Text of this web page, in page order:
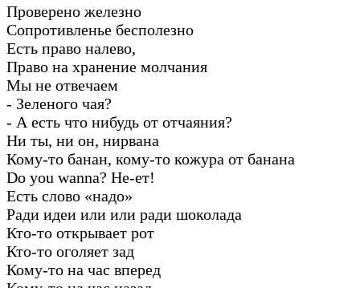
Проверено железно
Сопротивленье бесполезно
Есть право налево,
Право на хранение молчания
Мы не отвечаем
- Зеленого чая?
- А есть что нибудь от отчаяния?
Ни ты, ни он, нирвана
Кому-то банан, кому-то кожура от банана
Do you wanna? Не-ет!
Есть слово «надо»
Ради идеи или или ради шоколада
Кто-то открывает рот
Кто-то оголяет зад
Кому-то на час вперед